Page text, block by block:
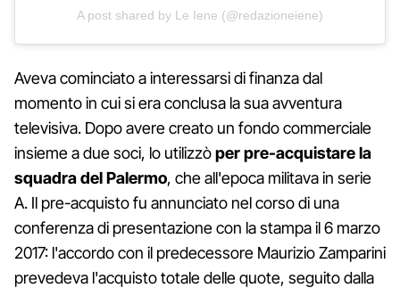
A post shared by Le Iene (@redazioneiene)
Aveva cominciato a interessarsi di finanza dal
momento in cui si era conclusa la sua avventura
televisiva. Dopo avere creato un fondo commerciale
insieme a due soci, lo utilizzòper pre-acquistare la
squadra del Palermo, che all'epoca militava in serie
A. Il pre-acquisto fu annunciato nel corso di una
conferenza di presentazione con la stampa il 6 marzo
2017: l'accordo con il predecessore Maurizio Zamparini
prevedeva l'acquisto totale delle quote, seguito dalla